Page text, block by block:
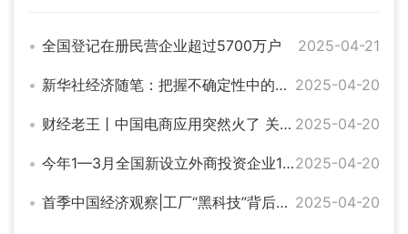
全国登记在册民营企业超过5700万户 2025-04-21
新华社经济随笔：把握不确定性中的确定性 2025-04-20
财经老王丨中国电商应用突然火了 关税挡不住“中国制造”的吸引力 2025-04-20
今年1—3月全国新设立外商投资企业12603家2025-04-20
首季中国经济观察|工厂“黑科技”背后的产业新变迁——首季中国经济一线调研报告之三 2025-04-20